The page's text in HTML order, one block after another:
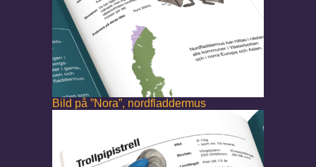
Bild på ”Nora”, nordfladdermus